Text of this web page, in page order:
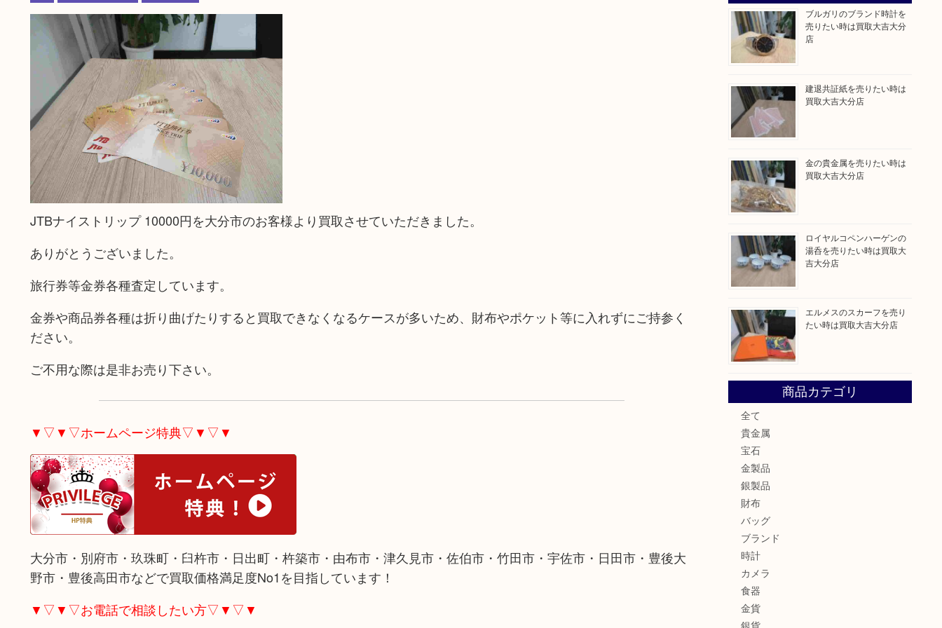
JTBナイストリップ 10000円を大分市のお客様より買取させていただきました。
ありがとうございました。
旅行券等金券各種査定しています。
金券や商品券各種は折り曲げたりすると買取できなくなるケースが多いため、財布やポケット等に入れずにご持参く
ださい。
ご不用な際は是非お売り下さい。
▼▽▼▽ホームページ特典▽▼▽▼
大分市・別府市・玖珠町・臼杵市・日出町・杵築市・由布市・津久見市・佐伯市・竹田市・宇佐市・日田市・豊後大
野市・豊後高田市などで買取価格満足度No1を目指しています！
▼▽▼▽お電話で相談したい方▽▼▽▼
ブルガリのブランド時計を
売りたい時は買取大吉大分
店
建退共証紙を売りたい時は
買取大吉大分店
金の貴金属を売りたい時は
買取大吉大分店
ロイヤルコペンハーゲンの
湯呑を売りたい時は買取大
吉大分店
エルメスのスカーフを売り
たい時は買取大吉大分店
商品カテゴリ
全て
貴金属
宝石
金製品
銀製品
財布
バッグ
ブランド
時計
カメラ
食器
金貨
銀貨